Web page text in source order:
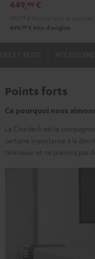
449,99 €
499, 99 € Prix d'origine
Points forts
Ce pourquoi nous
Le Cinedeck est le
certaine importance à la
téléviseur et ne prendra pas